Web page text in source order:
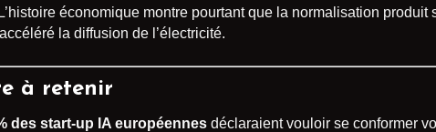
économique montre pourtant que la normalisation
la diffusion de l’électricité.
à retenir
des start-up IA européennes déclaraient vouloir se conformer